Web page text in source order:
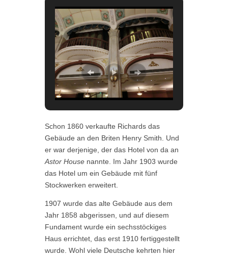
Schon 1860 verkaufte Richards das
Gebäude an den Briten Henry Smith. Und
er war derjenige, der das Hotel von da an
Astor House nannte. Im Jahr 1903 wurde
das Hotel um ein Gebäude mit fünf
Stockwerken erweitert.
1907 wurde das alte Gebäude aus dem
Jahr 1858 abgerissen, und auf diesem
Fundament wurde ein sechsstöckiges
Haus errichtet, das erst 1910 fertiggestellt
wurde. Wohl viele Deutsche kehrten hier